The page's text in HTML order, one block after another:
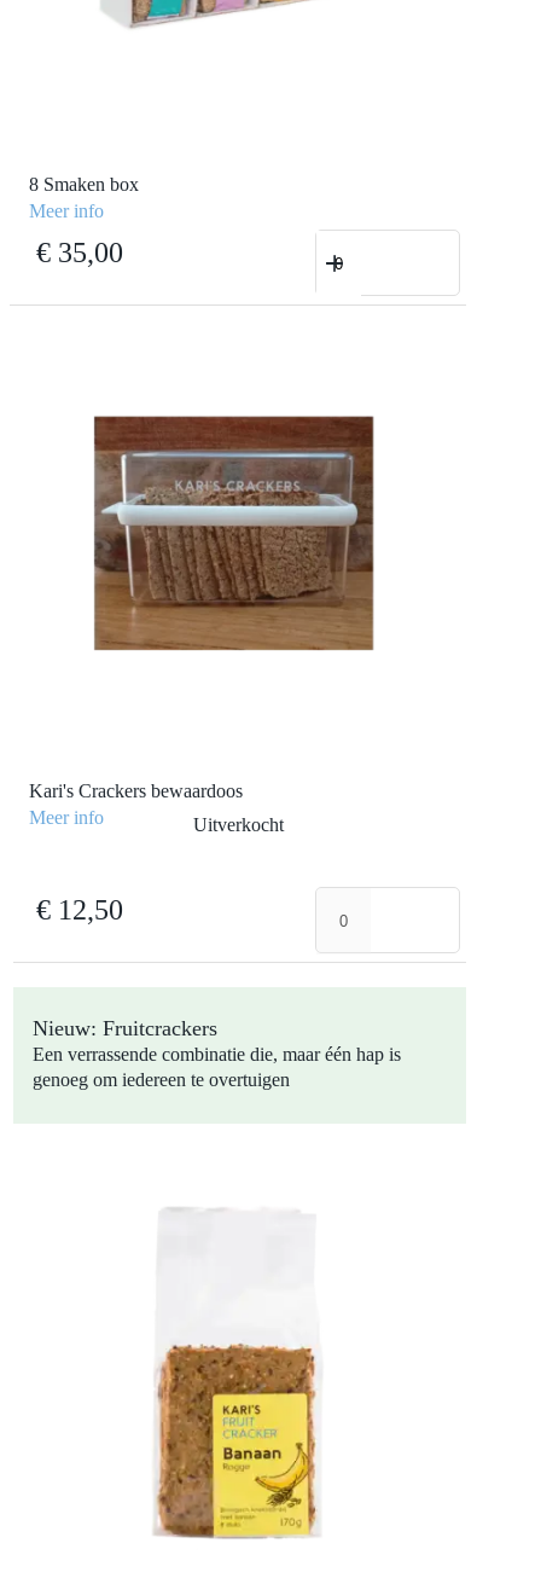
8 Smaken box
Meer info
€35,00
8
Smaken
aantal
Kari's Crackers bewaardoos
Meer info
Uitverkocht
€12,50
Kari's
Crackers
aantal
Nieuw: Fruitcrackers
Een verrassende combinatie die, maar één hap is
genoeg om iedereen te overtuigen